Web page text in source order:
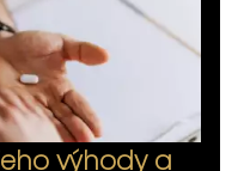
výhody a